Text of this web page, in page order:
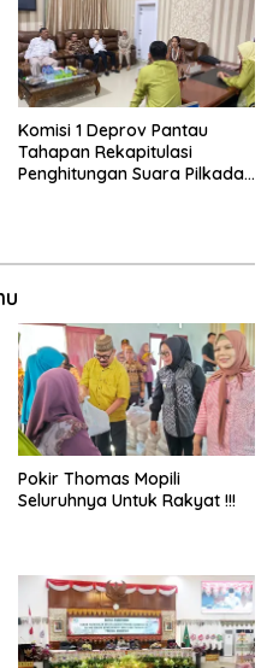
Komisi 1 Deprov Pantau
Tahapan Rekapitulasi
Penghitungan Suara Pilkada
Pokir Thomas Mopili
Seluruhnya Untuk Rakyat !!!